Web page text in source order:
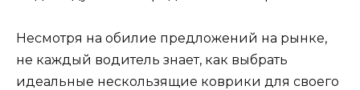
Несмотря на обилие предложений на рынке,
не каждый водитель знает, как выбрать
идеальные нескользящие коврики для своего